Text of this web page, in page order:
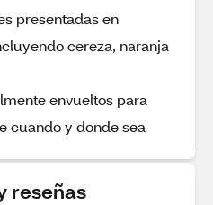
presentadas en
cereza, naranja
envueltos para
cuando y donde sea
reseñas